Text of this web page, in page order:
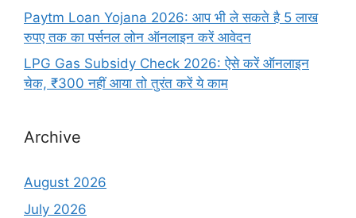
Paytm Loan Yojana 2026: आप भी ले सकते है 5 लाख
रुपए तक का पर्सनल लोन ऑनलाइन करें आवेदन
LPG Gas Subsidy Check 2026: ऐसे करें ऑनलाइन
चेक, ₹300 नहीं आया तो तुरंत करें ये काम
Archive
August 2026
July 2026